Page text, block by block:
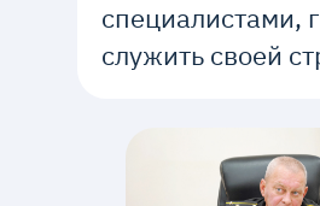
специалистами,
служить своей